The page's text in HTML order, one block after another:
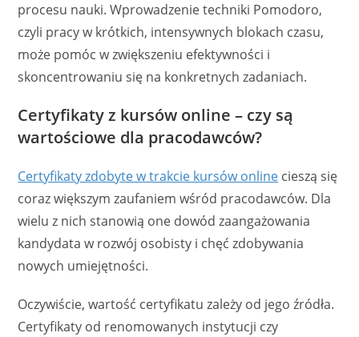
procesu nauki. Wprowadzenie techniki Pomodoro,
czyli pracy w krótkich, intensywnych blokach czasu,
może pomóc w zwiększeniu efektywności i
skoncentrowaniu się na konkretnych zadaniach.
Certyfikaty z kursów online – czy są
wartościowe dla pracodawców?
Certyfikaty zdobyte w trakcie kursów online cieszą się
coraz większym zaufaniem wśród pracodawców. Dla
wielu z nich stanowią one dowód zaangażowania
kandydata w rozwój osobisty i chęć zdobywania
nowych umiejętności.
Oczywiście, wartość certyfikatu zależy od jego źródła.
Certyfikaty od renomowanych instytucji czy